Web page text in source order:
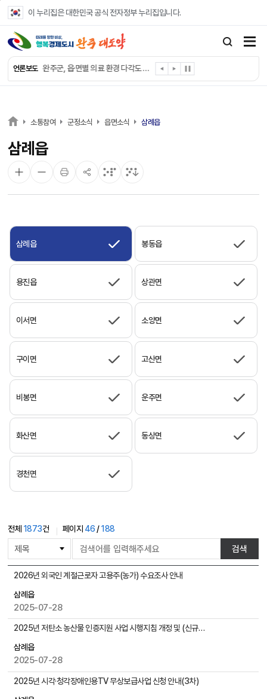
이 누리집은 대한민국 공식 전자정부 누리집입니다.
언론보도
완주군, ‘수의계약 총량제’ 개편 운영
완주군 청소년, 초록우산 지원으로 치과 치료
완주군, 읍·면별 의료 환경 다각도 진단한다
완주군, 모바일 헬스케어 “내 건강 변화 직접 확인”
전북은행, 완주군에 ‘시원키트’ 60세트 기탁
소통참여 군정소식 읍면소식 삼례읍
삼례읍
삼례읍 봉동읍
용진읍 상관면
이서면 소양면
구이면 고산면
비봉면 운주면
화산면 동상면
경천면
전체 1873건 페이지 46/188
시
물
색
검색
읍
시
목
으
2026년 외국인 계절근로자 고용주(농가) 수요조사 안내
삼례읍
2025-07-28
2025년 저탄소 농산물 인증지원 사업 시행지침 개정 및 (신규,갱신) 신청 안내
삼례읍
2025-07-28
2025년 시각·청각장애인용TV 무상보급사업 신청 안내(3차)